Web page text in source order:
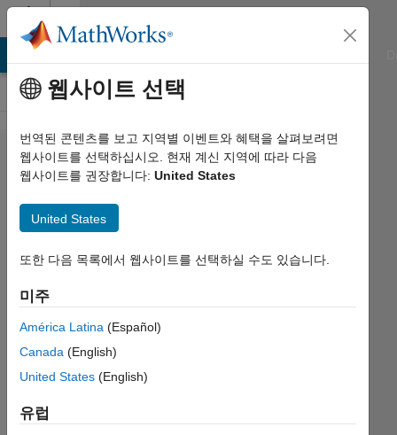
콘텐츠로 바로 가기
Problem
46898.
Sum of
all the
divisors
of n
Hill
27
4 likes
웹사이트 선택
번역된 콘텐츠를 보고 지역별 이벤트와 혜택을 살펴보려면
웹사이트를 선택하십시오. 현재 계신 지역에 따라 다음
웹사이트를 권장합니다: United States
United States
또한 다음 목록에서 웹사이트를 선택하실 수도 있습니다.
미주
América Latina (Español)
Canada (English)
United States (English)
유럽